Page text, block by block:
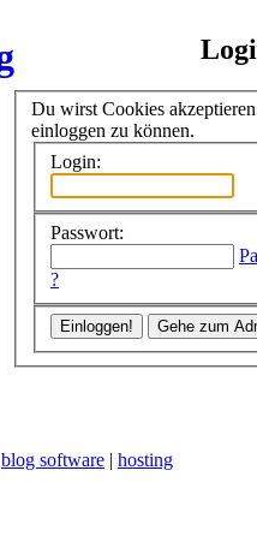
Du wirst Cookies
einloggen zu können.
Login:
Passwort:
?
blog software | hosting